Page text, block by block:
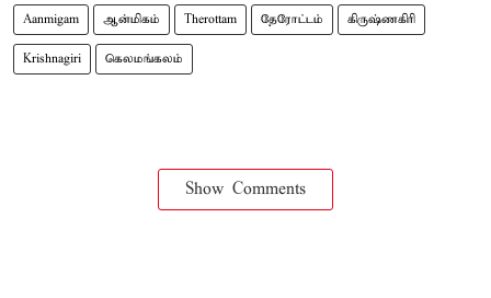
Aanmigam ஆன்மிகம் Therottam தேரோட்டம் கிருஷ்ணகிரி
Krishnagiri கெலமங்கலம்
Show Comments